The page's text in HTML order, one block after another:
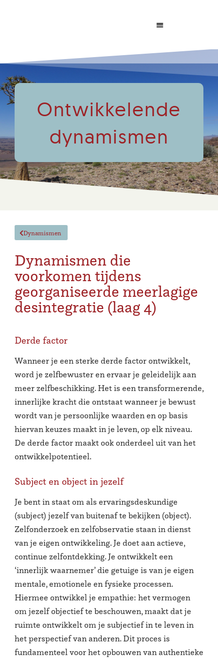
Ontwikkelende
dynamismen
Dynamismen
Dynamismen die
voorkomen tijdens
georganiseerde meerlagige
desintegratie (laag 4)
Derde factor
Wanneer je een sterke derde factor ontwikkelt,
word je zelfbewuster en ervaar je geleidelijk aan
meer zelfbeschikking. Het is een transformerende,
innerlijke kracht die ontstaat wanneer je bewust
wordt van je persoonlijke waarden en op basis
hiervan keuzes maakt in je leven, op elk niveau.
De derde factor maakt ook onderdeel uit van het
ontwikkelpotentieel.
Subject en object in jezelf
Je bent in staat om als ervaringsdeskundige
(subject) jezelf van buitenaf te bekijken (object).
Zelfonderzoek en zelfobservatie staan in dienst
van je eigen ontwikkeling. Je doet aan actieve,
continue zelfontdekking. Je ontwikkelt een
‘innerlijk waarnemer’ die getuige is van je eigen
mentale, emotionele en fysieke processen.
Hiermee ontwikkel je empathie: het vermogen
om jezelf objectief te beschouwen, maakt dat je
ruimte ontwikkelt om je subjectief in te leven in
het perspectief van anderen. Dit proces is
fundamenteel voor het opbouwen van authentieke